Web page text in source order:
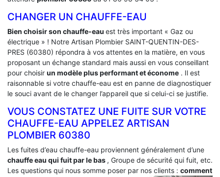
CHANGER UN CHAUFFE-EAU
Bien choisir son chauffe-eau est très important « Gaz ou
électrique » ! Notre Artisan Plombier SAINT-QUENTIN-DES-
PRES (60380) répondra à vos attentes en la matière, en vous
proposant un échange standard mais aussi en vous conseillant
pour choisir un modèle plus performant et économe . Il est
raisonnable si votre chauffe-eau est en panne de diagnostiquer
le souci avant de le changer l’appareil que si celui-ci se justifie.
VOUS CONSTATEZ UNE FUITE SUR VOTRE
CHAUFFE-EAU APPELEZ ARTISAN
PLOMBIER 60380
Les fuites d’eau chauffe-eau proviennent généralement d’une
chauffe eau qui fuit par le bas , Groupe de sécurité qui fuit, etc.
Les questions qui nous somme poser par nos clients : comment